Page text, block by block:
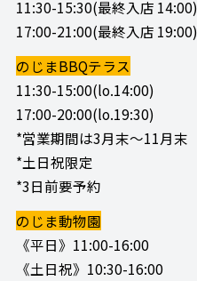
11:30-15:30(最終入店 14:00)
17:00-21:00(最終入店 19:00)
のじまBBQテラス
11:30-15:00(lo.14:00)
17:00-20:00(lo.19:30)
*営業期間は3月末～11月末
*土日祝限定
*3日前要予約
のじま動物園
《平日》11:00-16:00
《土日祝》10:30-16:00